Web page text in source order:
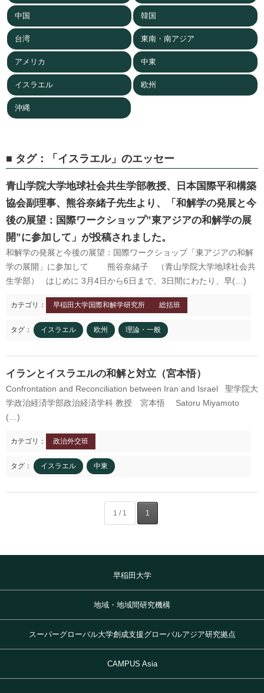
2017年
東京 日本橋
1872年
東京 日本橋
北京 前門
1872年8月〜10月
北京 前門
現在
1895年
台北 衡陽路
1904年
ソウル 南大門
中国 韓国
台湾 東南・南アジア
アメリカ 中東
イスラエル 欧州
沖縄
タグ：「イスラエル」のエッセー
青山学院大学地球社会共生学部教授、日本国際平和構築
協会副理事、熊谷奈緒子先生より、「和解学の発展と今
後の展望：国際ワークショップ”東アジアの和解学の展
開”に参加して」が投稿されました。
和解学の発展と今後の展望：国際ワークショップ「東アジアの和解
学の展開」に参加して 熊谷奈緒子 （青山学院大学地球社会共
生学部） はじめに 3月4日から6日まで、3日間にわたり、早(…)
カテゴリ： 早稲田大学国際和解学研究所 総括班
タグ： イスラエル 欧州 理論・一般
イランとイスラエルの和解と対立（宮本悟）
Confrontation and Reconciliation between Iran and Israel 聖学院大
学政治経済学部政治経済学科 教授 宮本悟 Satoru Miyamoto
(…)
カテゴリ： 政治外交班
タグ： イスラエル 中東
1 / 1 1
早稲田大学
地域・地域間研究機構
スーパーグローバル大学創成支援グローバルアジア研究拠点
CAMPUS Asia